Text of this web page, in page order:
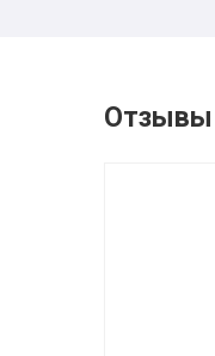
Отзывы